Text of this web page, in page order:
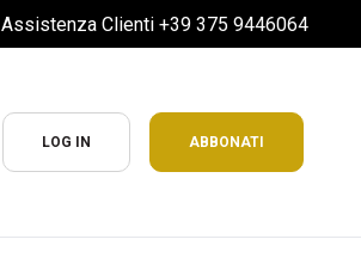
Assistenza Clienti +39 375 9446064
LOG IN ABBONATI